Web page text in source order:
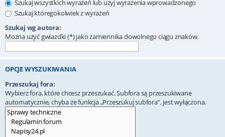
Szukaj wszystkich wyrażeń lub użyj wyrażenia wprowadzonego
Szukaj któregokolwiek z wyrażeń
Szukaj wg autora:
Można użyć gwiazdki (*) jako zamiennika dowolnego ciągu znaków.
OPCJE WYSZUKIWANIA
Przeszukaj fora:
Wybierz fora, które chcesz przeszukać. Subfora są przeszukiwane
automatycznie, chyba że funkcja „Przeszukuj subfora”, jest wyłączona.